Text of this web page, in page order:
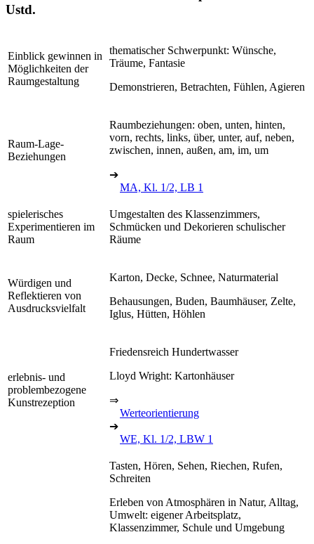
Ustd.
Einblick gewinnen in
Möglichkeiten der
Raumgestaltung
thematischer Schwerpunkt: Wünsche,
Träume, Fantasie
Demonstrieren, Betrachten, Fühlen, Agieren
Raum-Lage-
Beziehungen
Raumbeziehungen: oben, unten, hinten,
vorn, rechts, links, über, unter, auf, neben,
zwischen, innen, außen, am, im, um
➔
MA, Kl. 1/2, LB 1
spielerisches
Experimentieren im
Raum
Umgestalten des Klassenzimmers,
Schmücken und Dekorieren schulischer
Räume
Würdigen und
Reflektieren von
Ausdrucksvielfalt
Karton, Decke, Schnee, Naturmaterial
Behausungen, Buden, Baumhäuser, Zelte,
Iglus, Hütten, Höhlen
erlebnis- und
problembezogene
Kunstrezeption
Friedensreich Hundertwasser
Lloyd Wright: Kartonhäuser
⇒
Werteorientierung
➔
WE, Kl. 1/2, LBW 1
Tasten, Hören, Sehen, Riechen, Rufen,
Schreiten
Erleben von Atmosphären in Natur, Alltag,
Umwelt: eigener Arbeitsplatz,
Klassenzimmer, Schule und Umgebung